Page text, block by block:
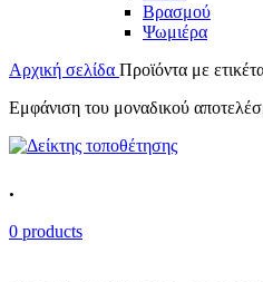
Βρασμού
Ψωμιέρα
Αρχική σελίδα Προϊόντα με
Εμφάνιση του μοναδικού
.
0 products